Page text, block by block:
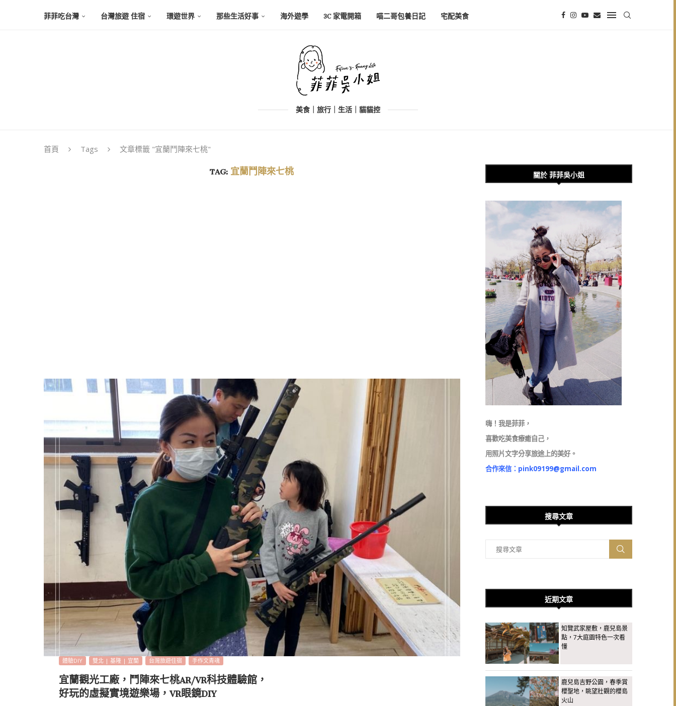
菲菲吃台灣 台灣旅遊 住宿 環遊世界 那些生活好事 海外遊學 3C 家電開箱 喵二哥包養日記 宅配美食
美食｜旅行｜生活｜貓貓控
首頁 Tags 文章標籤 "宜蘭鬥陣來七桃"
TAG:宜蘭鬥陣來七桃
體驗DIY 雙北 | 基隆 | 宜蘭 台灣旅遊住宿 手作文青魂
宜蘭觀光工廠，鬥陣來七桃AR/VR科技體驗館，
好玩的虛擬實境遊樂場，VR眼鏡DIY
關於 菲菲吳小姐
嗨！我是菲菲，
喜歡吃美食療癒自己，
用照片文字分享旅途上的美好。
合作來信： pink09199@gmail.com
搜尋文章
近期文章
知覽武家屋敷，鹿兒島景
點，7大庭園特色一次看
懂
鹿兒島吉野公園，春季賞
櫻聖地，眺望壯觀的櫻島
火山